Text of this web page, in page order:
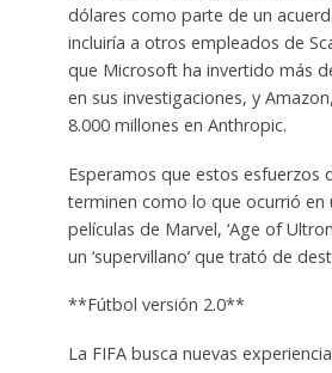
dólares como parte de un
incluiría a otros empleados de
que Microsoft ha invertido más
en sus investigaciones, y
8.000 millones en Anthropic.
Esperamos que estos esfuerzos
terminen como lo que ocurrió en
películas de Marvel, ‘Age of
un ‘supervillano’ que trató de
**Fútbol versión 2.0**
La FIFA busca nuevas